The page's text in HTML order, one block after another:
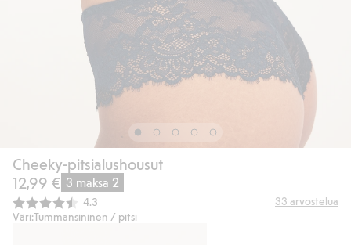
Cheeky-pitsialushousut
12,99 € 3 maksa 2
Keskimääräinen luokitus:
4.3 33 arvostelua
Väri:Tummansininen / pitsi